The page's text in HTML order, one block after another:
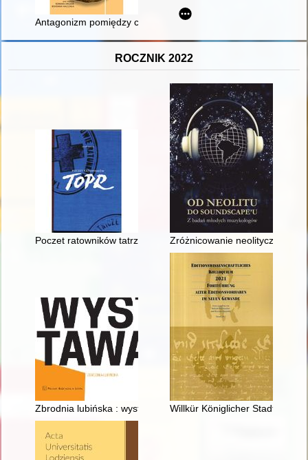
Antagonizm pomiędzy centralnymi a wojewódzkimi władzami
ROCZNIK 2022
Poczet ratowników tatrzańskichZróżnicowanie neolitycznych
Zbrodnia lubińska : wystawa stałaWillkür Königlicher Stadt